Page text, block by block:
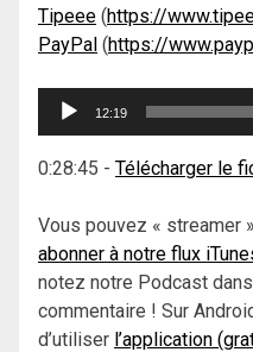
Tipeee (https://
PayPal (https://
Lecteur
12:19
0:28:45 - Télécharger le
Vous pouvez « streamer
abonner à notre flux
notez notre Podcast
commentaire ! Sur
d’utiliser l’application